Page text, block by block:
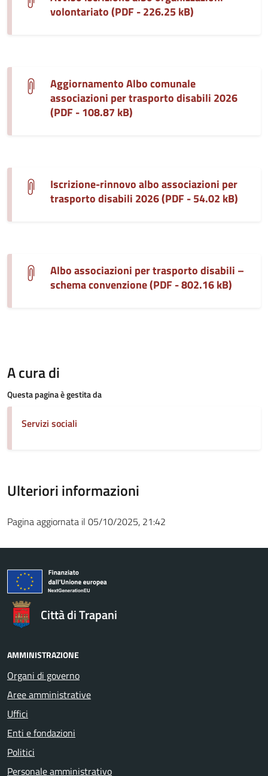
volontariato (PDF - 226.25 kB)
Aggiornamento Albo comunale
associazioni per trasporto disabili 2026
(PDF - 108.87 kB)
Iscrizione-rinnovo albo associazioni per
trasporto disabili 2026 (PDF - 54.02 kB)
Albo associazioni per trasporto disabili –
schema convenzione (PDF - 802.16 kB)
A cura di
Questa pagina è gestita da
Servizi sociali
Ulteriori informazioni
Pagina aggiornata il 05/10/2025, 21:42
Città di Trapani
AMMINISTRAZIONE
Organi di governo
Aree amministrative
Uffici
Enti e fondazioni
Politici
Personale amministrativo